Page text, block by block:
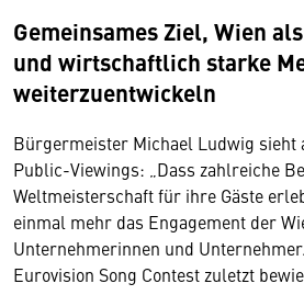
Gemeinsames Ziel, Wien
und wirtschaftlich starke
weiterzuentwickeln
Bürgermeister Michael Ludwig sieht
Public-Viewings: „Dass zahlreiche
Weltmeisterschaft für ihre Gäste
einmal mehr das Engagement der
Unternehmerinnen und
Eurovision Song Contest zuletzt